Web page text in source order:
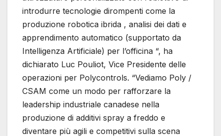
introdurre tecnologie dirompenti come la
produzione robotica ibrida , analisi dei dati e
apprendimento automatico (supportato da
Intelligenza Artificiale) per l’officina “, ha
dichiarato Luc Pouliot, Vice Presidente delle
operazioni per Polycontrols. “Vediamo Poly /
CSAM come un modo per rafforzare la
leadership industriale canadese nella
produzione di additivi spray a freddo e
diventare più agili e competitivi sulla scena